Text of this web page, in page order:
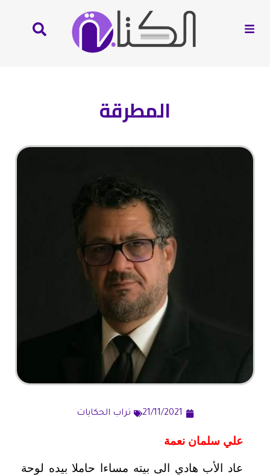
المطرقة
21/11/2021 تراب الحكايات
علي سلمان نعمة
عاد الأب هادي الى بيته مساءا حاملا بيده لوحة